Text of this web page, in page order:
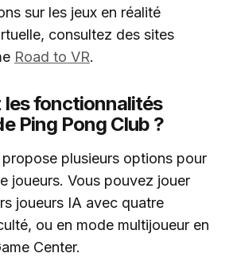
sur les jeux en réalité
consultez des sites
Road to VR.
les fonctionnalités
Ping Pong Club ?
plusieurs options pour
joueurs. Vous pouvez jouer
joueurs IA avec quatre
ou en mode multijoueur en
Center.